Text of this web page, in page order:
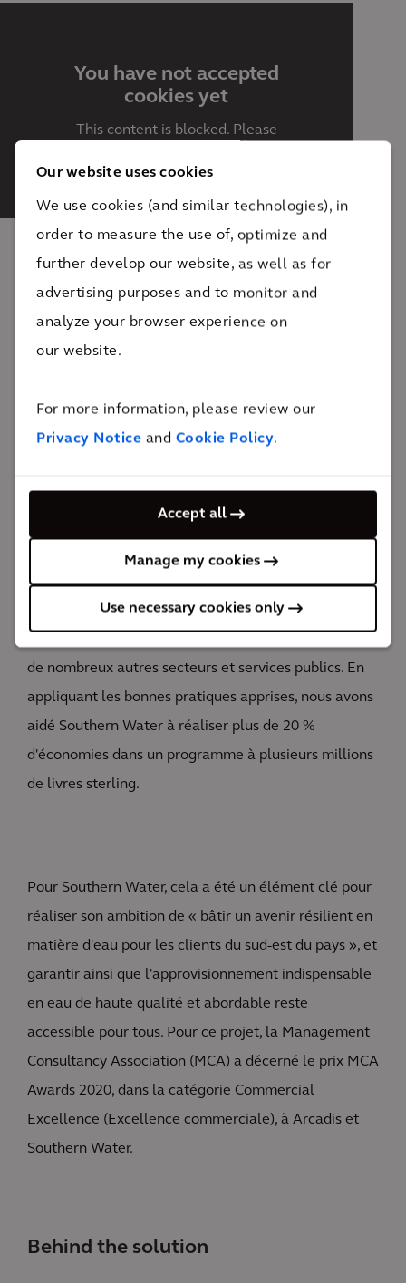
Our website uses cookies
We use cookies (and similar technologies), in
order to measure the use of, optimize and
further develop our website, as well as for
advertising purposes and to monitor and
analyze your browser experience on
our website.
For more information, please review our
Privacy Notice and Cookie Policy.
Accept all
Manage my cookies
Use necessary cookies only
You have not accepted
cookies yet
This content is blocked. Please
here.
The impact
Plus de 400 £
Dans le cadre de l'élaboration de ces idées, nous
avons pu tirer parti des connaissances et de
l'expérience que nous avions acquises lors de
de nombreux autres secteurs et services publics. En
appliquant les bonnes pratiques apprises, nous avons
aidé Southern Water à réaliser plus de 20 %
d'économies dans un programme à plusieurs millions
de livres sterling.
Pour Southern Water, cela a été un élément clé pour
réaliser son ambition de « bâtir un avenir résilient en
matière d'eau pour les clients du sud-est du pays », et
garantir ainsi que l'approvisionnement indispensable
en eau de haute qualité et abordable reste
accessible pour tous. Pour ce projet, la Management
Consultancy Association (MCA) a décerné le prix MCA
Awards 2020, dans la catégorie Commercial
Excellence (Excellence commerciale), à Arcadis et
Southern Water.
Behind the solution